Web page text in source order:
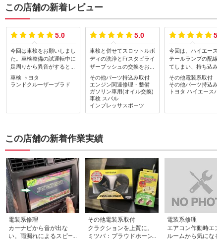
この店舗の新着レビュー
5.0
今回は車検をお願いしまし
た。車検整備の試運転中に
足周りから異音がするとの
連絡があり、原因としては
ショックアブソーバーのナ
ト部から錆が発生しており
び交換が必要になる可能性
締め上げて作業出来たとの
事で一安心。随時作業内容
を画像付きで詳しく説明し
て頂いたので非常に分かり
易かったです。個人的な意
見ですが、自動車整備士は
ドクターだと思っていま
す。こちらの工場さんは名
医揃いですね。自分の命を
預けて乗っている自動車で
車検
トヨタ
ランドクルーザープラド
5.0
車検と併せてスロットルボ
ディの洗浄とFrスタビライ
ザーブッシュの交換をお願
いしました。いつもながら
親切丁寧に対応して頂き、
作業も文句なし！お値段以
上ですね。費用も予想より
安く済みました(^_^)v
その他パーツ持込み取付
エンジン関連修理・整備
ガソリン車用(オイル交換)
車検 スバル
インプレッサスポーツ
今回は、ハイエース
テールランプの配線
てしまい、持ち込み
してもらいました。
者では対応できず断
しまい、カーコンサ
丁寧かつ迅速で2日間
その他電装系取付
その他パーツ持込み
トヨタ ハイエースバ
この店舗の新着作業実績
電装系修理
カーナビから音が出な
い。雨漏れによるスピー
その他電装系取付
クラクションを上質に。
ミツバ：プラウドホーン
電装系修理
エアコン作動時エン
ルームから気になる